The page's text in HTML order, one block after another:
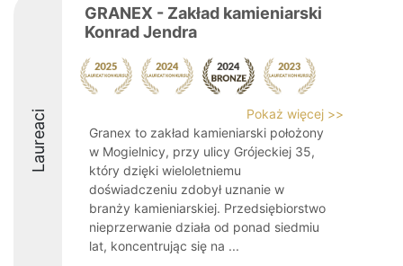
Laureaci
GRANEX - Zakład kamieniarski
Konrad Jendra
Pokaż więcej >>
Granex to zakład kamieniarski położony
w Mogielnicy, przy ulicy Grójeckiej 35,
który dzięki wieloletniemu
doświadczeniu zdobył uznanie w
branży kamieniarskiej. Przedsiębiorstwo
nieprzerwanie działa od ponad siedmiu
lat, koncentrując się na ...